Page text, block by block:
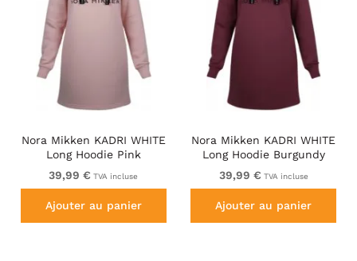
Nora Mikken KADRI WHITE
Long Hoodie Pink
39,99 € TVA incluse
Ajouter au panier
Nora Mikken KADRI WHITE
Long Hoodie Burgundy
39,99 € TVA incluse
Ajouter au panier